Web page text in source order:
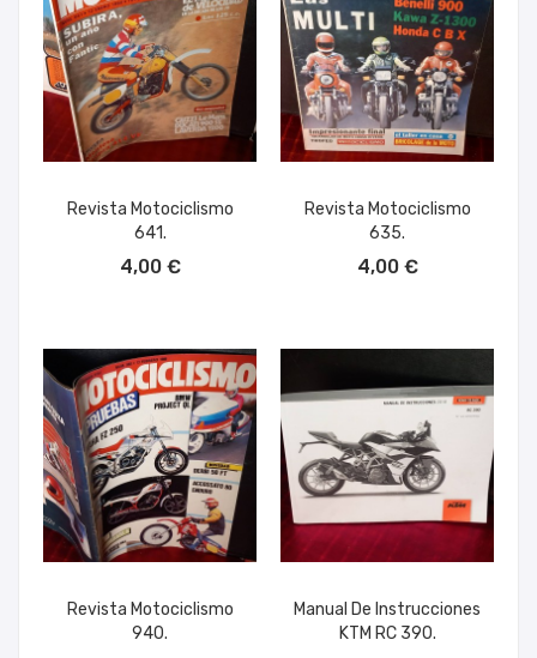
Revista Motociclismo
641.
4,00 €
Revista Motociclismo
635.
4,00 €
Revista Motociclismo
940.
Manual De Instrucciones
KTM RC 390.